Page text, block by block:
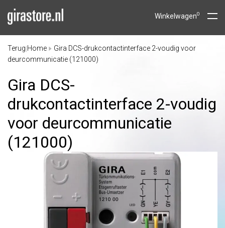
Winkelwagen0
Terug Home
Gira DCS-drukcontactinterface 2-voudig voor
deurcommunicatie (121000)
Gira DCS-
drukcontactinterface 2-voudig
voor deurcommunicatie
(121000)